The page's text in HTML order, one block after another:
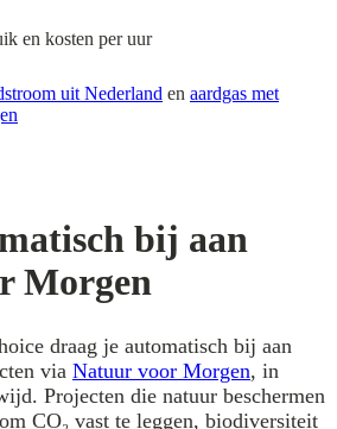
en kosten per uur
uit Nederland en aardgas met
bij aan
Morgen
draag je automatisch bij aan
via Natuur voor Morgen, in
Projecten die natuur beschermen
CO₂ vast te leggen, biodiversiteit